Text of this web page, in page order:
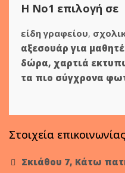
Η Νο1 επιλογή σε
είδη γραφείου,
αξεσουάρ για
δώρα, χαρτιά
τα πιο σύγχρονα
Στοιχεία επικοινωνίας
Σκιάθου 7, Κάτω